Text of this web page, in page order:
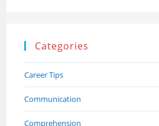
Categories
Career Tips
Communication
Comprehension